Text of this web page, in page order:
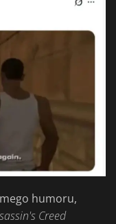
humoru,
Creed